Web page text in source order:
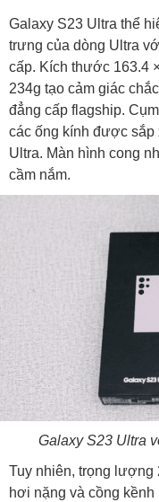
Galaxy S23 Ultra thể
trưng của dòng Ultra
cấp. Kích thước 163.4
234g tạo cảm giác
đẳng cấp flagship.
các ống kính được sắp
Ultra. Màn hình cong
cầm nắm.
Galaxy S23 Ultra
Tuy nhiên, trọng lượng
hơi nặng và cồng